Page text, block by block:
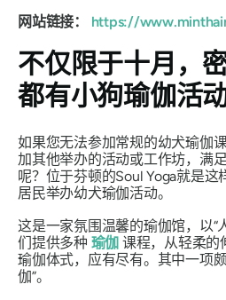
网站链接： https://
不仅限于十月，
都有小狗瑜伽活动
如果您无法参加常规的幼犬瑜伽
加其他举办的活动或工作坊，满
呢？位于芬顿的Soul Yoga就是
居民举办幼犬瑜伽活动。
这是一家氛围温馨的瑜伽馆，以“
们提供多种 瑜伽 课程，从轻柔的
瑜伽体式，应有尽有。其中一项
伽”。